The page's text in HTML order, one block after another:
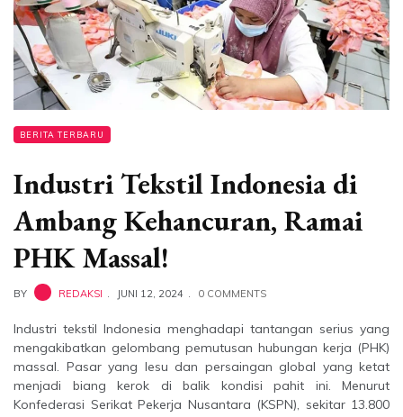
BERITA TERBARU
Industri Tekstil Indonesia di
Ambang Kehancuran, Ramai
PHK Massal!
BY REDAKSI JUNI 12, 2024 0 COMMENTS
Industri tekstil Indonesia menghadapi tantangan serius yang
mengakibatkan gelombang pemutusan hubungan kerja (PHK)
massal. Pasar yang lesu dan persaingan global yang ketat
menjadi biang kerok di balik kondisi pahit ini. Menurut
Konfederasi Serikat Pekerja Nusantara (KSPN), sekitar 13.800